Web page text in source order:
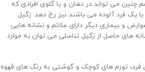
چنین می تواند در دهان و یا گلوی افرادی که
یک فرد آلوده می باشند نیز رخ دهد. زگیل
و بیماری دیگر دارای علائم و نشانه هایی
های حاصل از زگیل تناسلی می توان به موارد
فرد، تورم های کوچک و گوشتی به رنگ های قهوه